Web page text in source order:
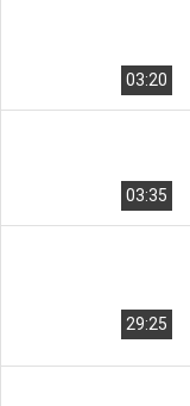
03:20
03:35
29:25